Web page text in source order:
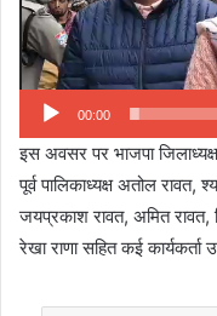
00:00
इस अवसर पर भाजपा जिलाध्यक्ष
पूर्व पालिकाध्यक्ष अतोल रावत,
जयप्रकाश रावत, अमित रावत,
रेखा राणा सहित कई कार्यकर्ता